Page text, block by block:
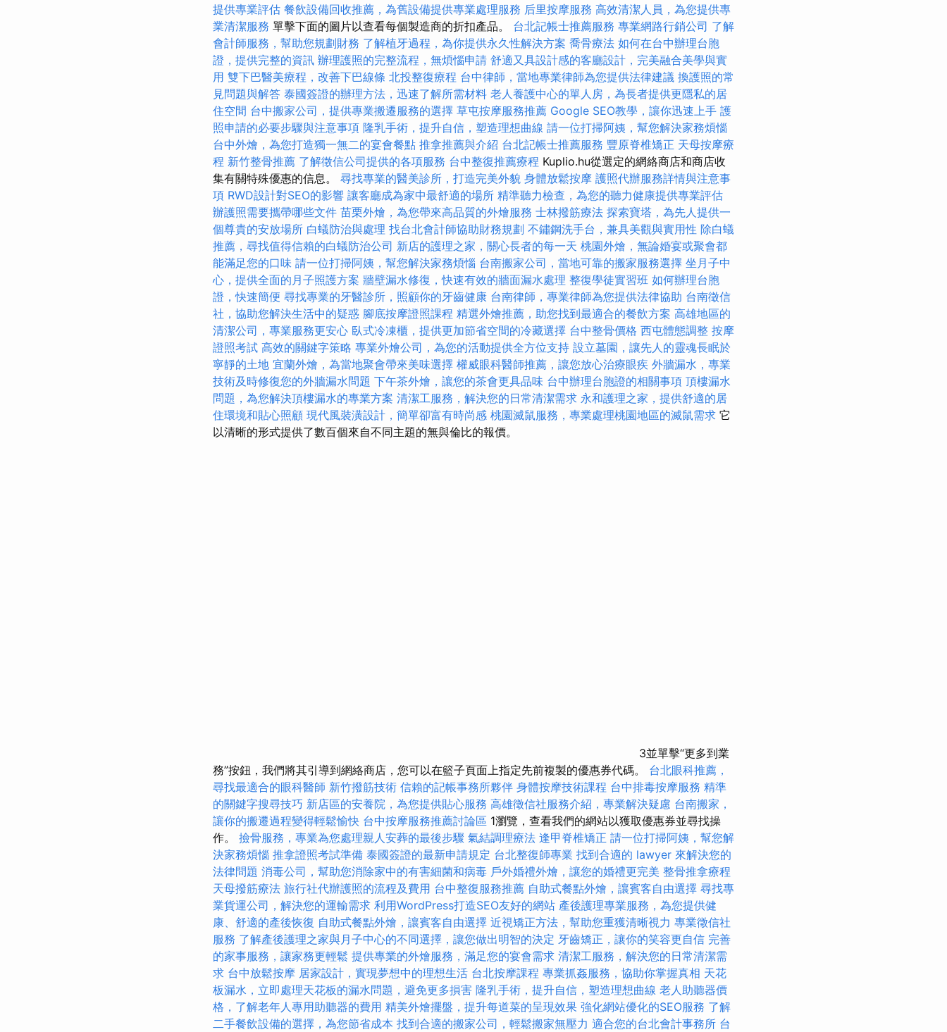
提供專業評估 餐飲設備回收推薦，為舊設備提供專業處理服務 后里按摩服務 高效清潔人員，為您提供專
業清潔服務 單擊下面的圖片以查看每個製造商的折扣產品。 台北記帳士推薦服務 專業網路行銷公司 了解
會計師服務，幫助您規劃財務 了解植牙過程，為你提供永久性解決方案 喬骨療法 如何在台中辦理台胞
證，提供完整的資訊 辦理護照的完整流程，無煩惱申請 舒適又具設計感的客廳設計，完美融合美學與實
用 雙下巴醫美療程，改善下巴線條 北投整復療程 台中律師，當地專業律師為您提供法律建議 換護照的常
見問題與解答 泰國簽證的辦理方法，迅速了解所需材料 老人養護中心的單人房，為長者提供更隱私的居
住空間 台中搬家公司，提供專業搬遷服務的選擇 草屯按摩服務推薦 Google SEO教學，讓你迅速上手 護
照申請的必要步驟與注意事項 隆乳手術，提升自信，塑造理想曲線 請一位打掃阿姨，幫您解決家務煩惱
台中外燴，為您打造獨一無二的宴會餐點 推拿推薦與介紹 台北記帳士推薦服務 豐原脊椎矯正 天母按摩療
程 新竹整骨推薦 了解徵信公司提供的各項服務 台中整復推薦療程 Kuplio.hu從選定的網絡商店和商店收
集有關特殊優惠的信息。 尋找專業的醫美診所，打造完美外貌 身體放鬆按摩 護照代辦服務詳情與注意事
項 RWD設計對SEO的影響 讓客廳成為家中最舒適的場所 精準聽力檢查，為您的聽力健康提供專業評估
辦護照需要攜帶哪些文件 苗栗外燴，為您帶來高品質的外燴服務 士林撥筋療法 探索寶塔，為先人提供一
個尊貴的安放場所 白蟻防治與處理 找台北會計師協助財務規劃 不鏽鋼洗手台，兼具美觀與實用性 除白蟻
推薦，尋找值得信賴的白蟻防治公司 新店的護理之家，關心長者的每一天 桃園外燴，無論婚宴或聚會都
能滿足您的口味 請一位打掃阿姨，幫您解決家務煩惱 台南搬家公司，當地可靠的搬家服務選擇 坐月子中
心，提供全面的月子照護方案 牆壁漏水修復，快速有效的牆面漏水處理 整復學徒實習班 如何辦理台胞
證，快速簡便 尋找專業的牙醫診所，照顧你的牙齒健康 台南律師，專業律師為您提供法律協助 台南徵信
社，協助您解決生活中的疑惑 腳底按摩證照課程 精選外燴推薦，助您找到最適合的餐飲方案 高雄地區的
清潔公司，專業服務更安心 臥式冷凍櫃，提供更加節省空間的冷藏選擇 台中整骨價格 西屯體態調整 按摩
證照考試 高效的關鍵字策略 專業外燴公司，為您的活動提供全方位支持 設立墓園，讓先人的靈魂長眠於
寧靜的土地 宜蘭外燴，為當地聚會帶來美味選擇 權威眼科醫師推薦，讓您放心治療眼疾 外牆漏水，專業
技術及時修復您的外牆漏水問題 下午茶外燴，讓您的茶會更具品味 台中辦理台胞證的相關事項 頂樓漏水
問題，為您解決頂樓漏水的專業方案 清潔工服務，解決您的日常清潔需求 永和護理之家，提供舒適的居
住環境和貼心照顧 現代風裝潢設計，簡單卻富有時尚感 桃園滅鼠服務，專業處理桃園地區的滅鼠需求 它
以清晰的形式提供了數百個來自不同主題的無與倫比的報價。
3並單擊“更多到業
務”按鈕，我們將其引導到網絡商店，您可以在籃子頁面上指定先前複製的優惠券代碼。 台北眼科推薦，
尋找最適合的眼科醫師 新竹撥筋技術 信賴的記帳事務所夥伴 身體按摩技術課程 台中排毒按摩服務 精準
的關鍵字搜尋技巧 新店區的安養院，為您提供貼心服務 高雄徵信社服務介紹，專業解決疑慮 台南搬家，
讓你的搬遷過程變得輕鬆愉快 台中按摩服務推薦討論區 1瀏覽，查看我們的網站以獲取優惠券並尋找操
作。 撿骨服務，專業為您處理親人安葬的最後步驟 氣結調理療法 逢甲脊椎矯正 請一位打掃阿姨，幫您解
決家務煩惱 推拿證照考試準備 泰國簽證的最新申請規定 台北整復師專業 找到合適的 lawyer 來解決您的
法律問題 消毒公司，幫助您消除家中的有害細菌和病毒 戶外婚禮外燴，讓您的婚禮更完美 整骨推拿療程
天母撥筋療法 旅行社代辦護照的流程及費用 台中整復服務推薦 自助式餐點外燴，讓賓客自由選擇 尋找專
業貨運公司，解決您的運輸需求 利用WordPress打造SEO友好的網站 產後護理專業服務，為您提供健
康、舒適的產後恢復 自助式餐點外燴，讓賓客自由選擇 近視矯正方法，幫助您重獲清晰視力 專業徵信社
服務 了解產後護理之家與月子中心的不同選擇，讓您做出明智的決定 牙齒矯正，讓你的笑容更自信 完善
的家事服務，讓家務更輕鬆 提供專業的外燴服務，滿足您的宴會需求 清潔工服務，解決您的日常清潔需
求 台中放鬆按摩 居家設計，實現夢想中的理想生活 台北按摩課程 專業抓姦服務，協助你掌握真相 天花
板漏水，立即處理天花板的漏水問題，避免更多損害 隆乳手術，提升自信，塑造理想曲線 老人助聽器價
格，了解老年人專用助聽器的費用 精美外燴擺盤，提升每道菜的呈現效果 強化網站優化的SEO服務 了解
二手餐飲設備的選擇，為您節省成本 找到合適的搬家公司，輕鬆搬家無壓力 適合您的台北會計事務所 台